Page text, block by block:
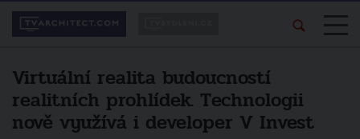
Virtuální realita budoucností
realitních prohlídek. Technologii
nově využívá i developer V Invest